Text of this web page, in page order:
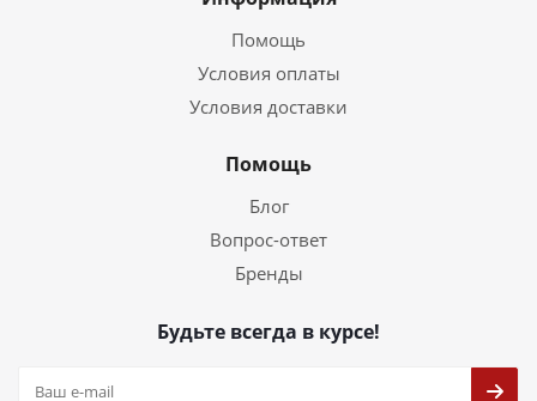
Помощь
Условия оплаты
Условия доставки
Помощь
Блог
Вопрос-ответ
Бренды
Будьте всегда в курсе!